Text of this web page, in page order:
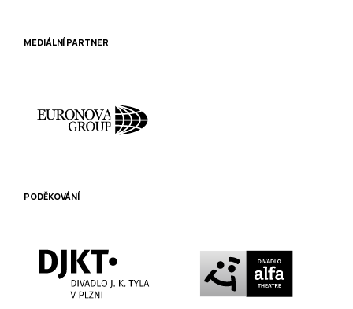
MEDIÁLNÍ PARTNER
PODĚKOVÁNÍ